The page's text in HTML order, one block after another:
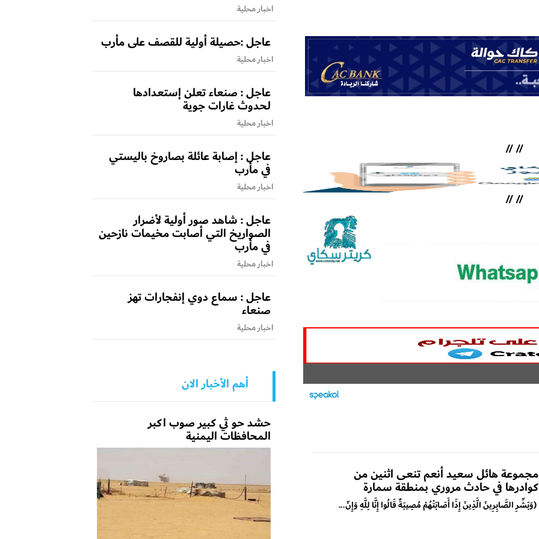
//
//
//
//
مجموعة هائل سعيد أنعم تنعى اثنين من
كوادرها في حادث مروري بمنطقة سمارة
(وَبَشِّرِ الصَّابِرِينَ الَّذِينَ إِذَا أَصَابَتْهُمْ مُصِيبَةٌ قَالُوا إِنَّا لِلَّهِ وَإِنّ...
اخبار محلية
عاجل :حصيلة أولية للقصف على مأرب
اخبار محلية
عاجل : صنعاء تعلن إستعدادها
لحدوث غارات جوية
اخبار محلية
عاجل : إصابة عائلة بصاروخ باليستي
في مأرب
اخبار محلية
عاجل : شاهد صور أولية لأضرار
الصواريخ التي أصابت مخيمات نازحين
في مأرب
اخبار محلية
عاجل : سماع دوي إنفجارات تهز
صنعاء
اخبار محلية
أهم الأخبار الان
حشد حو ثي كبير صوب اكبر
المحافظات اليمنية